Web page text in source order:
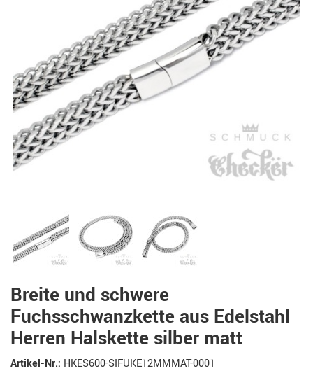
Breite und schwere
Fuchsschwanzkette aus Edelstahl
Herren Halskette silber matt
Artikel-Nr.: HKES600-SIFUKE12MMMAT-0001